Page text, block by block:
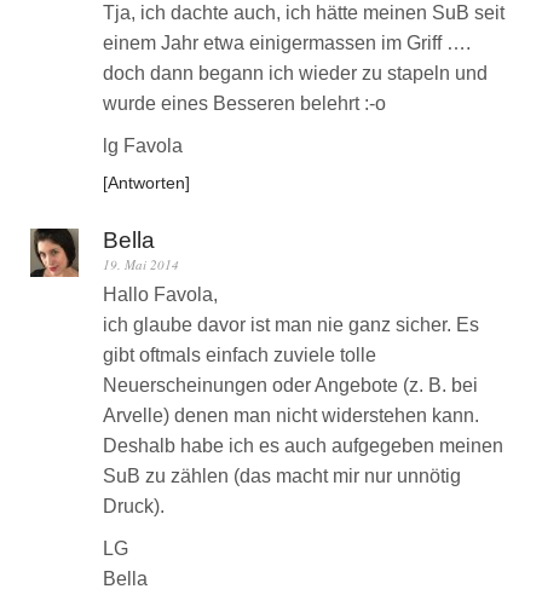
Tja, ich dachte auch, ich hätte meinen SuB seit
einem Jahr etwa einigermassen im Griff ….
doch dann begann ich wieder zu stapeln und
wurde eines Besseren belehrt :-o
lg Favola
Antworten
Bella
19. Mai 2014
Hallo Favola,
ich glaube davor ist man nie ganz sicher. Es
gibt oftmals einfach zuviele tolle
Neuerscheinungen oder Angebote (z. B. bei
Arvelle) denen man nicht widerstehen kann.
Deshalb habe ich es auch aufgegeben meinen
SuB zu zählen (das macht mir nur unnötig
Druck).
LG
Bella